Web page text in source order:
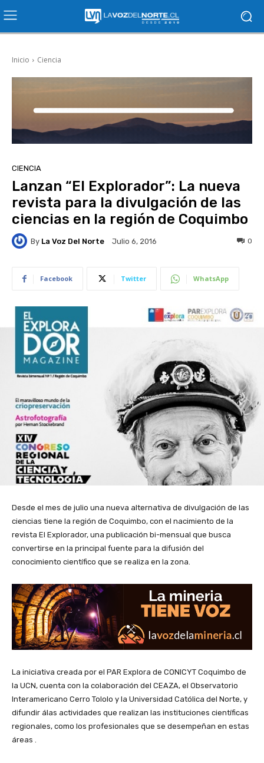
Inicio Ciencia
CIENCIA
Lanzan “El Explorador”: La nueva
revista para la divulgación de las
ciencias en la región de Coquimbo
By La Voz Del Norte Julio 6, 2016 0
Facebook Twitter WhatsApp
Desde el mes de julio una nueva alternativa de divulgación de las
ciencias tiene la región de Coquimbo, con el nacimiento de la
revista El Explorador, una publicación bi-mensual que busca
convertirse en la principal fuente para la difusión del
conocimiento científico que se realiza en la zona.
La iniciativa creada por el PAR Explora de CONICYT Coquimbo de
la UCN, cuenta con la colaboración del CEAZA, el Observatorio
Interamericano Cerro Tololo y la Universidad Católica del Norte, y
difundir álas actividades que realizan las instituciones científicas
regionales, como los profesionales que se desempeñan en estas
áreas .